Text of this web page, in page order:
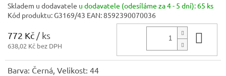
Skladem u dodavatele u dodavatele (odesíláme za 4 - 5 dní): 65 ks
Kód produktu:G3169/43 EAN:8592390070036
772 Kč / ks
638,02 Kč bez DPH
Barva: Černá, Velikost: 44